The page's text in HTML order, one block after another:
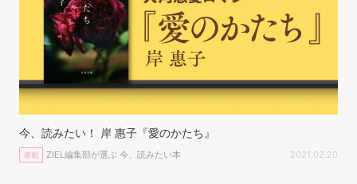
今、読みたい！ 岸 惠子『愛のかたち』
連載 ZIEL編集部が選ぶ 今、読みたい本 2021.02.20